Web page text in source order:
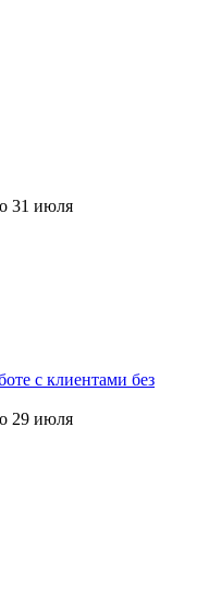
31 июля
с клиентами без
29 июля